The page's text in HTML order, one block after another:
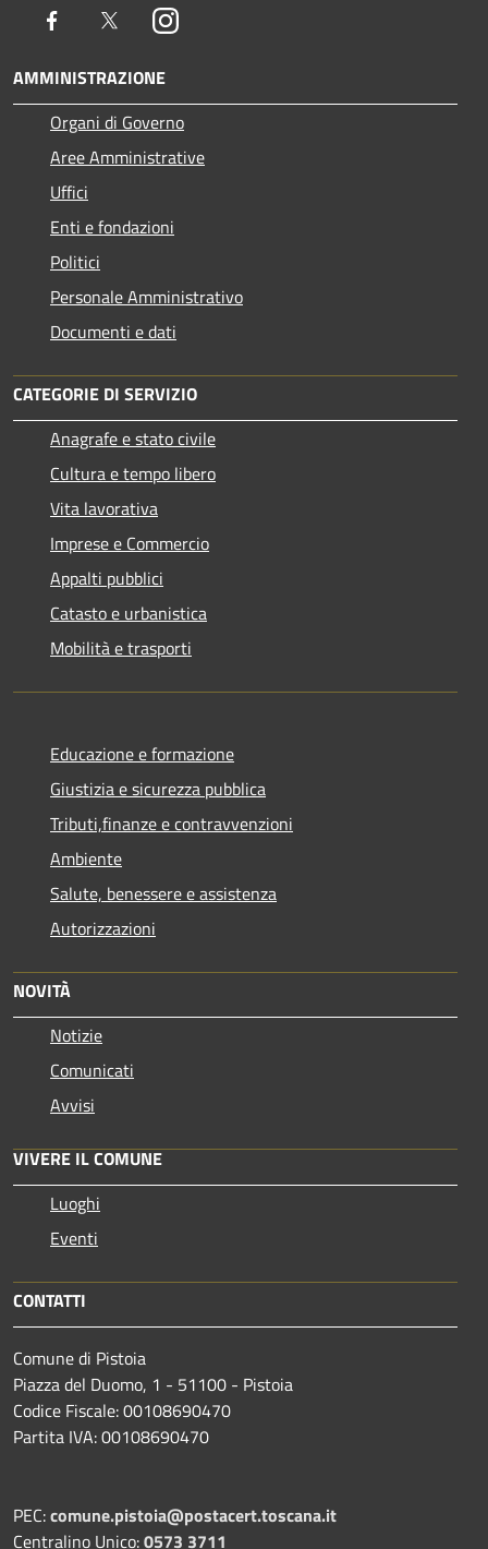
Facebook TwitterInstagram
AMMINISTRAZIONE
Organi di Governo
Aree Amministrative
Uffici
Enti e fondazioni
Politici
Personale Amministrativo
Documenti e dati
CATEGORIE DI SERVIZIO
Anagrafe e stato civile
Cultura e tempo libero
Vita lavorativa
Imprese e Commercio
Appalti pubblici
Catasto e urbanistica
Mobilità e trasporti
Educazione e formazione
Giustizia e sicurezza pubblica
Tributi,finanze e contravvenzioni
Ambiente
Salute, benessere e assistenza
Autorizzazioni
NOVITÀ
Notizie
Comunicati
Avvisi
VIVERE IL COMUNE
Luoghi
Eventi
CONTATTI
Comune di Pistoia
Piazza del Duomo, 1 - 51100 - Pistoia
Codice Fiscale: 00108690470
Partita IVA: 00108690470
PEC:comune.pistoia@postacert.toscana.it
Centralino Unico:0573 3711